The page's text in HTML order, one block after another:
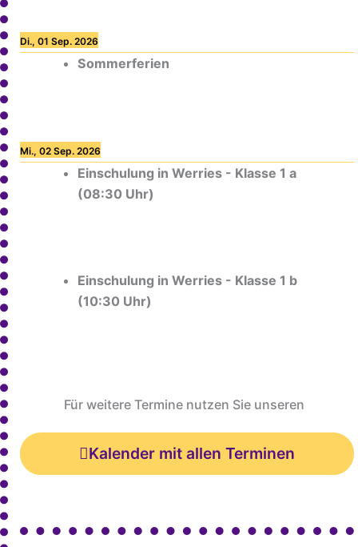
Di., 01 Sep. 2026
Sommerferien
Mi., 02 Sep. 2026
Einschulung in Werries - Klasse 1 a
(08:30 Uhr)
Einschulung in Werries - Klasse 1 b
(10:30 Uhr)
Für weitere Termine nutzen Sie unseren
Kalender mit allen Terminen